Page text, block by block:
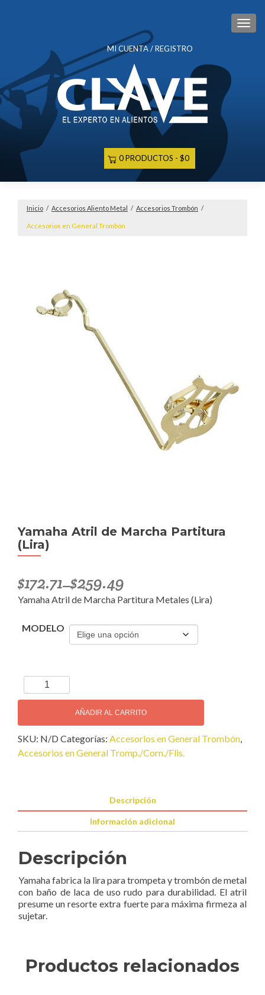
MI CUENTA / REGISTRO
0 PRODUCTOS $0
Inicio / Accesorios Aliento Metal / Accesorios Trombón /
Accesorios en General Trombón
Yamaha Atril de Marcha Partitura
(Lira)
$172.71–$259.49
Yamaha Atril de Marcha Partitura Metales (Lira)
MODELO
Yamaha
Atril
Marcha
Partitura
(Lira)
AÑADIR AL CARRITO
SKU: N/D Categorías: Accesorios en General Trombón,
Accesorios en General Tromp./Corn./Flis.
Descripción
Información adicional
Descripción
Yamaha fabrica la lira para trompeta y trombón de metal
con baño de laca de uso rudo para durabilidad. El atril
presume un resorte extra fuerte para máxima firmeza al
sujetar.
Productos relacionados